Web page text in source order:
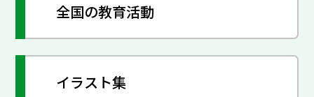
全国の教育活動
イラスト集